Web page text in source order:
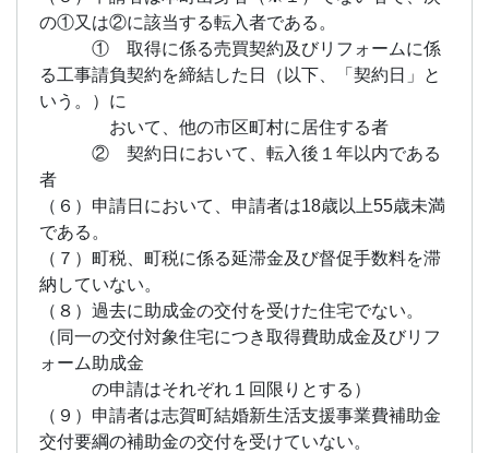
の①又は②に該当する転入者である。
① 取得に係る売買契約及びリフォームに係
る工事請負契約を締結した日（以下、「契約日」と
いう。）に
おいて、他の市区町村に居住する者
② 契約日において、転入後１年以内である
者
（６）申請日において、申請者は18歳以上55歳未満
である。
（７）町税、町税に係る延滞金及び督促手数料を滞
納していない。
（８）過去に助成金の交付を受けた住宅でない。
（同一の交付対象住宅につき取得費助成金及びリフ
ォーム助成金
の申請はそれぞれ１回限りとする）
（９）申請者は志賀町結婚新生活支援事業費補助金
交付要綱の補助金の交付を受けていない。